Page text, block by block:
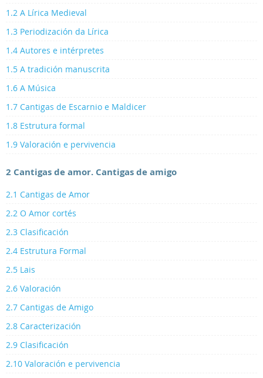
1.2 A Lírica Medieval
1.3 Periodización da Lírica
1.4 Autores e intérpretes
1.5 A tradición manuscrita
1.6 A Música
1.7 Cantigas de Escarnio e Maldicer
1.8 Estrutura formal
1.9 Valoración e pervivencia
2 Cantigas de amor. Cantigas de amigo
2.1 Cantigas de Amor
2.2 O Amor cortés
2.3 Clasificación
2.4 Estrutura Formal
2.5 Lais
2.6 Valoración
2.7 Cantigas de Amigo
2.8 Caracterización
2.9 Clasificación
2.10 Valoración e pervivencia